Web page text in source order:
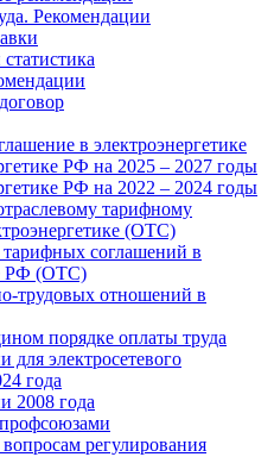
Рекомендации
в электроэнергетике
РФ на 2025 – 2027 годы
РФ на 2022 – 2024 годы
тарифному
(ОТС)
соглашений в
РФ (ОТС)
трудовых отношений в
порядке оплаты труда
для электросетевого
года
2008 года
регулирования